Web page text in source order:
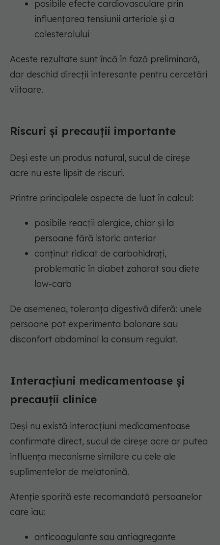
posibile efecte cardiovasculare prin
influențarea tensiunii arteriale și a
colesterolului
Aceste rezultate sunt încă în fază preliminară,
dar deschid direcții interesante pentru cercetări
viitoare.
Riscuri și precauții importante
Deși este un produs natural, sucul de cireșe
acre nu este lipsit de riscuri.
Printre principalele aspecte de luat în calcul:
posibile reacții alergice, chiar și la
persoane fără istoric anterior
conținut ridicat de carbohidrați,
problematic în diabet zaharat sau diete
low-carb
De asemenea, toleranța digestivă diferă: unele
persoane pot experimenta balonare sau
disconfort abdominal la consum regulat.
Interacțiuni medicamentoase și
precauții clinice
Deși nu există interacțiuni medicamentoase
confirmate direct, sucul de cireșe acre ar putea
influența mecanisme similare cu cele ale
suplimentelor de melatonină.
Atenție sporită este recomandată persoanelor
care iau:
anticoagulante sau antiagregante